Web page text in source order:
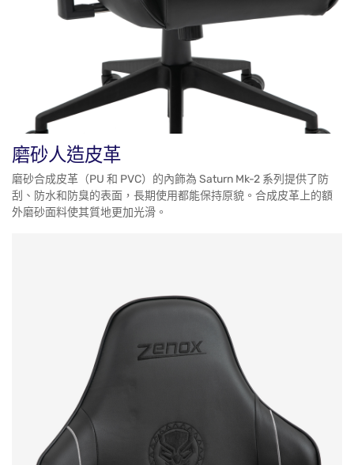
磨砂人造皮革
磨砂合成皮革（PU 和 PVC）的內飾為 Saturn Mk-2 系列提供了防
刮、防水和防臭的表面，長期使用都能保持原貌。合成皮革上的額
外磨砂面料使其質地更加光滑。